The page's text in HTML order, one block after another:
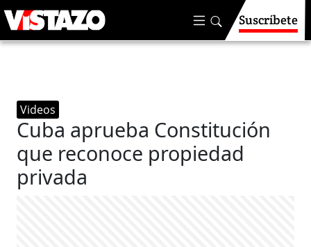
Suscríbete
Videos
Cuba aprueba Constitución
que reconoce propiedad
privada